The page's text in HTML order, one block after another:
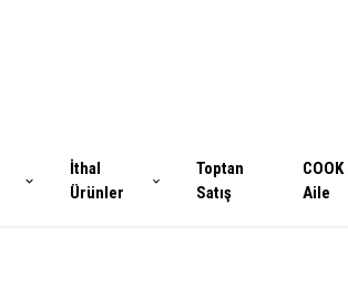
İthal
Ürünler
Toptan
Satış
COOK
Aile